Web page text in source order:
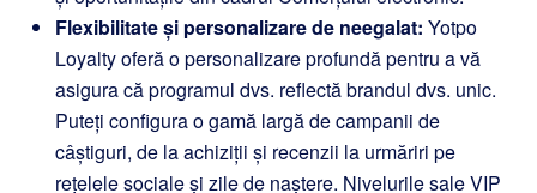
Flexibilitate și personalizare de neegalat: Yotpo
Loyalty oferă o personalizare profundă pentru a vă
asigura că programul dvs. reflectă brandul dvs. unic.
Puteți configura o gamă largă de campanii de
câștiguri, de la achiziții și recenzii la urmăriri pe
rețelele sociale și zile de naștere. Nivelurile sale VIP